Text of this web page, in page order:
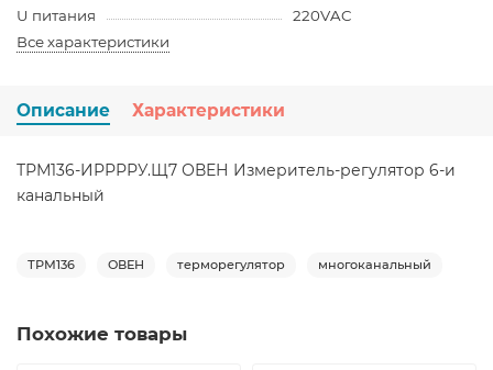
U питания
220VAC
Все характеристики
Описание Характеристики
ТРМ136-ИРРРРУ.Щ7 ОВЕН Измеритель-регулятор 6-и
канальный
ТРМ136 ОВЕН терморегулятор многоканальный
Похожие товары